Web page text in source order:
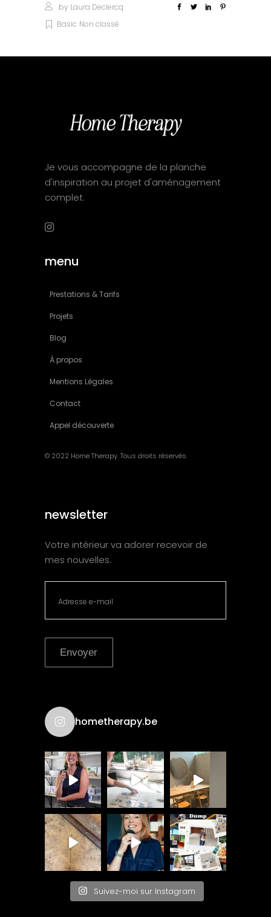
by Laura Declercq
Basic Non classé
Je vous accompagne de la planche
d'inspiration au projet d'aménagement
complet.
menu
Prestations & Tarifs
Projets
Blog
À propos
Mentions Légales
Contact
Appel découverte
© 2022 Home Therapy. Tous droits réservés.
newsletter
Votre intérieur va adorer recevoir de
mes nouvelles.
Envoyer
hometherapy.be
Suivez-moi sur Instagram